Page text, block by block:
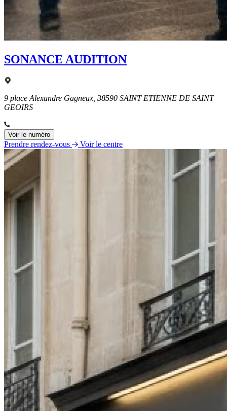
SONANCE AUDITION
9 place Alexandre Gagneux, 38590 SAINT ETIENNE DE SAINT
GEOIRS
Voir le numéro
Prendre rendez-vous Voir le centre